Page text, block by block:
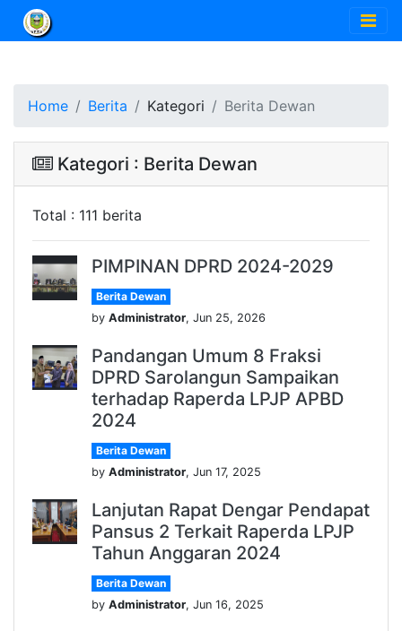
Home Berita Kategori Berita Dewan
Kategori : Berita Dewan
Total : 111 berita
PIMPINAN DPRD 2024-2029
Berita Dewan
by Administrator, Jun 25, 2026
Pandangan Umum 8 Fraksi
DPRD Sarolangun Sampaikan
terhadap Raperda LPJP APBD
2024
Berita Dewan
by Administrator, Jun 17, 2025
Lanjutan Rapat Dengar Pendapat
Pansus 2 Terkait Raperda LPJP
Tahun Anggaran 2024
Berita Dewan
by Administrator, Jun 16, 2025